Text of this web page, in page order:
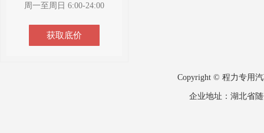
周一至周日 6:00-24:00
获取底价
Copyright © 程力专用
企业地址：湖北省